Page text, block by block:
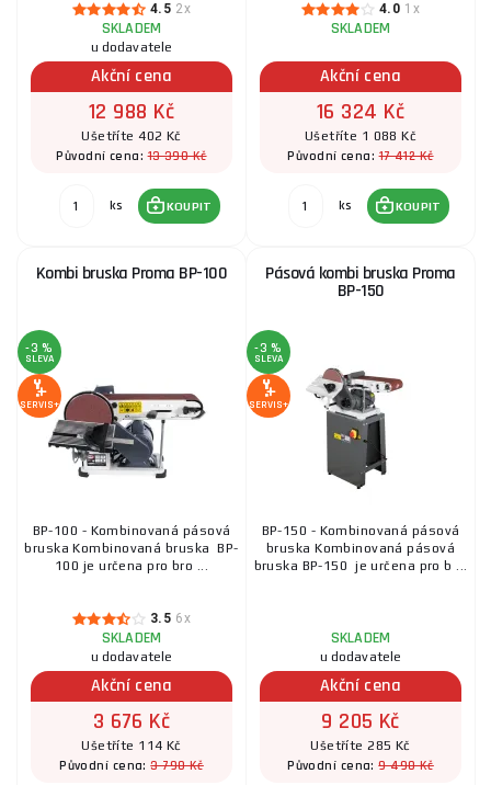
4.5 2x
SKLADEM
u dodavatele
Akční cena
12 988 Kč
Ušetříte 402 Kč
Původní cena:13 390 Kč
ks KOUPIT
4.0 1x
SKLADEM
Akční cena
16 324 Kč
Ušetříte 1 088 Kč
Původní cena:17 412 Kč
ks KOUPIT
Kombi bruska Proma BP-100
-3 %
SLEVA
SERVIS+
BP-100 - Kombinovaná pásová
bruska Kombinovaná bruska BP-
100 je určena pro bro ...
3.5 6x
SKLADEM
u dodavatele
Akční cena
3 676 Kč
Ušetříte 114 Kč
Původní cena:3 790 Kč
Pásová kombi bruska Proma
BP-150
-3 %
SLEVA
SERVIS+
BP-150 - Kombinovaná pásová
bruska Kombinovaná pásová
bruska BP-150 je určena pro b ...
SKLADEM
u dodavatele
Akční cena
9 205 Kč
Ušetříte 285 Kč
Původní cena:9 490 Kč